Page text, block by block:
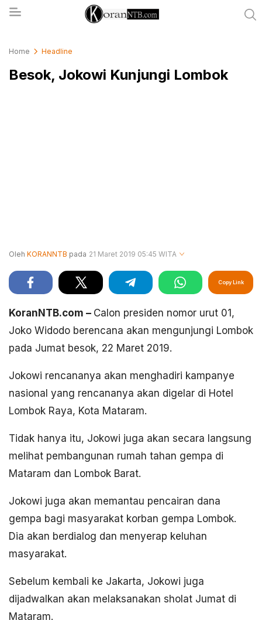
Home Headline
Besok, Jokowi Kunjungi Lombok
Oleh KORANNTB pada 21 Maret 2019 05:45 WITA
Copy Link
KoranNTB.com – Calon presiden nomor urut 01,
Joko Widodo berencana akan mengunjungi Lombok
pada Jumat besok, 22 Maret 2019.
Jokowi rencananya akan menghadiri kampanye
nasional yang rencananya akan digelar di Hotel
Lombok Raya, Kota Mataram.
Tidak hanya itu, Jokowi juga akan secara langsung
melihat pembangunan rumah tahan gempa di
Mataram dan Lombok Barat.
Jokowi juga akan memantau pencairan dana
gempa bagi masyarakat korban gempa Lombok.
Dia akan berdialog dan menyerap keluhan
masyarakat.
Sebelum kembali ke Jakarta, Jokowi juga
dijadwalkan akan melaksanakan sholat Jumat di
Mataram.